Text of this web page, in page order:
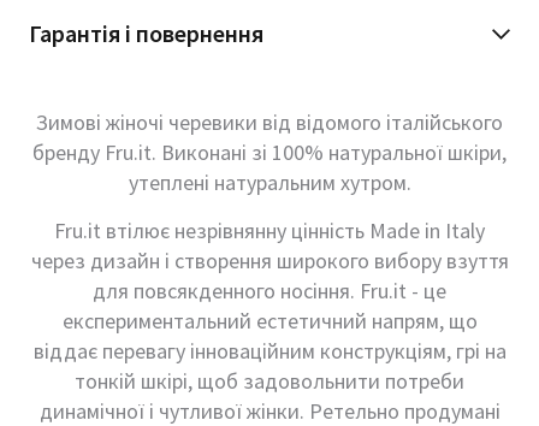
Гарантія і повернення
Зимові жіночі черевики від відомого італійського
бренду Fru.it. Виконані зі 100% натуральної шкіри,
утеплені натуральним хутром.
Fru.it втілює незрівнянну цінність Made in Italy
через дизайн і створення широкого вибору взуття
для повсякденного носіння. Fru.it - ​​це
експериментальний естетичний напрям, що
віддає перевагу інноваційним конструкціям, грі на
тонкій шкірі, щоб задовольнити потреби
динамічної і чутливої ​​жінки. Ретельно продумані